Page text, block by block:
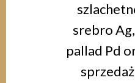
srebro
pallad Pd